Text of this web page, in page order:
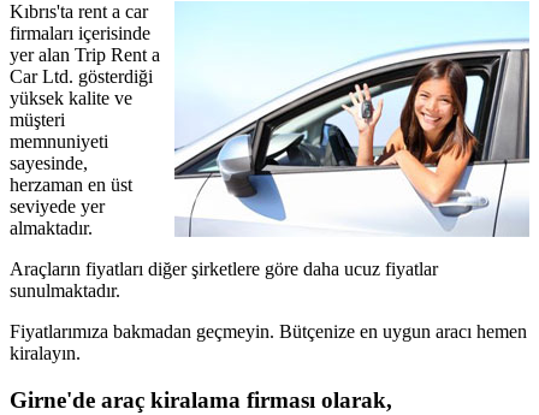
Kıbrıs'ta rent a car
firmaları içerisinde
yer alan Trip Rent a
Car Ltd. gösterdiği
yüksek kalite ve
müşteri
memnuniyeti
sayesinde,
herzaman en üst
seviyede yer
almaktadır.
Araçların fiyatları diğer şirketlere göre daha ucuz fiyatlar
sunulmaktadır.
Fiyatlarımıza bakmadan geçmeyin. Bütçenize en uygun aracı hemen
kiralayın.
Girne'de araç kiralama firması olarak,